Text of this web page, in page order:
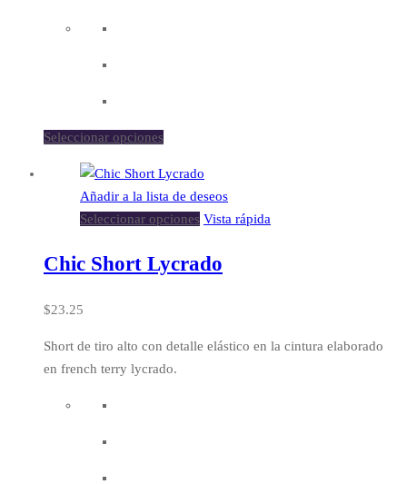
Seleccionar opciones
Añadir a la lista de deseos
Seleccionar opciones Vista rápida
Chic Short Lycrado
$23.25
Short de tiro alto con detalle elástico en la cintura elaborado
en french terry lycrado.